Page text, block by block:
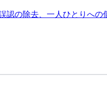
の除去、一人ひとりへ